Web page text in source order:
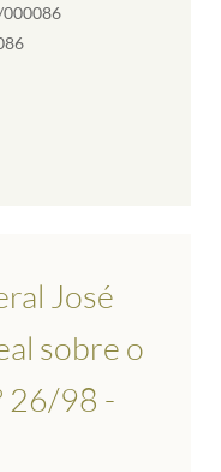
José
sobre o
26/98 -